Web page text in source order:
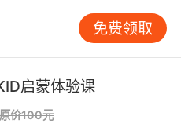
组织
like, activist.
极分子
免费领取
启蒙体验课
原价100元